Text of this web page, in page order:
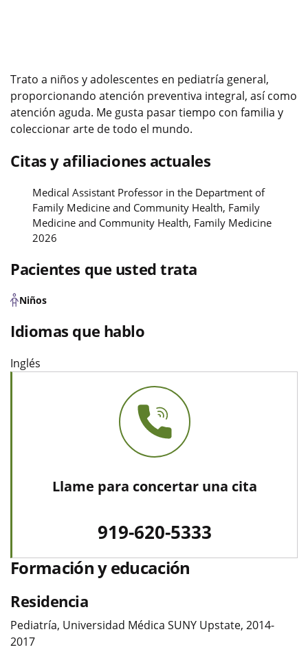
Trato a niños y adolescentes en pediatría general,
proporcionando atención preventiva integral, así como
atención aguda. Me gusta pasar tiempo con familia y
coleccionar arte de todo el mundo.
Citas y afiliaciones actuales
Medical Assistant Professor in the Department of
Family Medicine and Community Health, Family
Medicine and Community Health, Family Medicine
2026
Pacientes que usted trata
Niños
Idiomas que hablo
Inglés
Llame para concertar una cita
919-620-5333
Formación y educación
Residencia
Pediatría, Universidad Médica SUNY Upstate, 2014-
2017